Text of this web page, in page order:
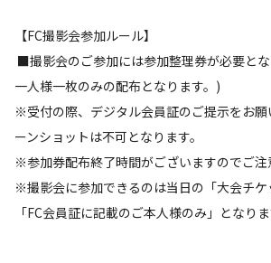
【FC撮影会参加ルール】
■撮影会のご参加には参加整理券が必要と
一人様一枚のみの配布となります。)
※受付の際、デジタル会員証のご提示をお願
ーンショットは不可となります。
※参加券配布終了時間がございますのでご注
※撮影会に参加できるのは当日の「大会チケ
「FC会員証に記載のご本人様のみ」となりま